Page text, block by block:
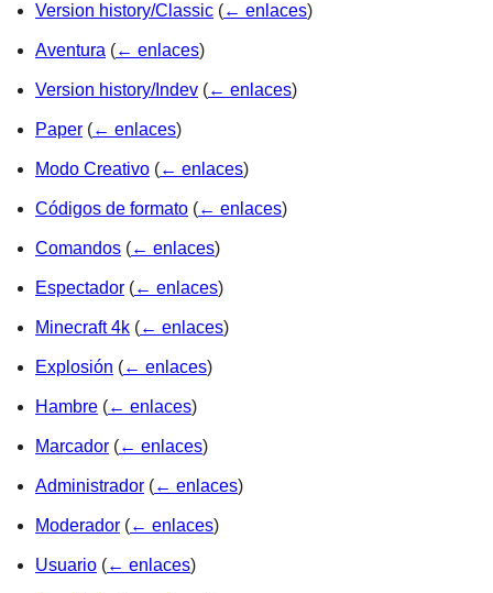
Version history/Classic (← enlaces)
Aventura (← enlaces)
Version history/Indev (← enlaces)
Paper (← enlaces)
Modo Creativo (← enlaces)
Códigos de formato (← enlaces)
Comandos (← enlaces)
Espectador (← enlaces)
Minecraft 4k (← enlaces)
Explosión (← enlaces)
Hambre (← enlaces)
Marcador (← enlaces)
Administrador (← enlaces)
Moderador (← enlaces)
Usuario (← enlaces)